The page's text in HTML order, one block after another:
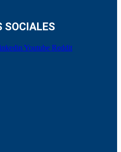
SOCIALES
Youtube Reddit